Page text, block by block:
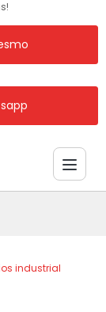
industrial